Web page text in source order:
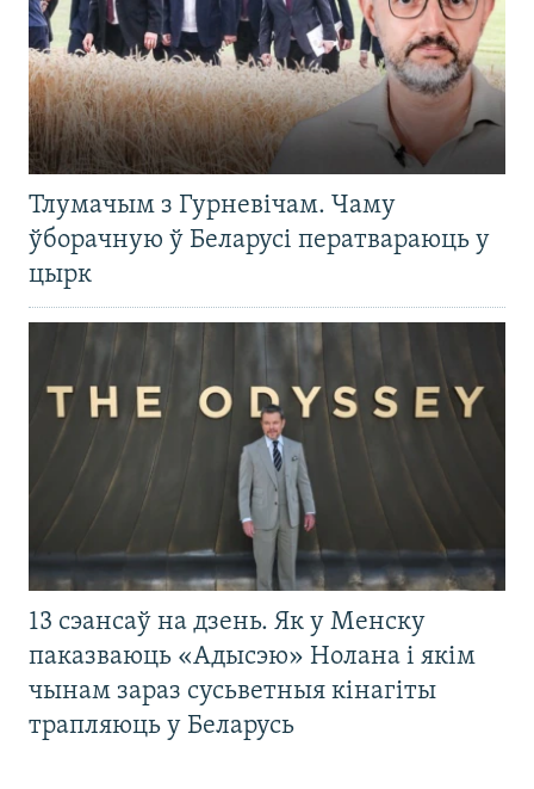
Тлумачым з Гурневічам. Чаму
ўборачную ў Беларусі ператвараюць у
цырк
13 сэансаў на дзень. Як у Менску
паказваюць «Адысэю» Нолана і якім
чынам зараз сусьветныя кінагіты
трапляюць у Беларусь